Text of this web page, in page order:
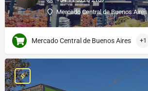
Mercado Central de Buenos Aires
Mercado Central de Buenos Aires +1